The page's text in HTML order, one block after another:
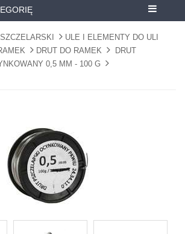
Centrum
ULE I ELEMENTY DO ULI
DRUT DO RAMEK
DRUT
0,5 MM - 100 G